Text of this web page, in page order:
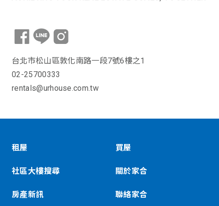
台北市松山區敦化南路一段7號6樓之1
02-25700333
rentals@urhouse.com.tw
租屋 買屋
社區大樓搜尋 關於家合
房產新訊 聯絡家合